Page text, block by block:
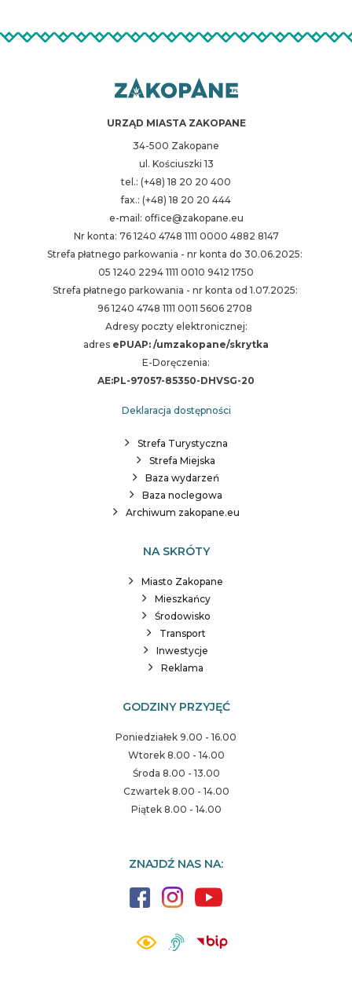
URZĄD MIASTA ZAKOPANE
34-500 Zakopane
ul. Kościuszki 13
tel.: (+48) 18 20 20 400
fax.: (+48) 18 20 20 444
e-mail: office@zakopane.eu
Nr konta: 76 1240 4748 1111 0000 4882 8147
Strefa płatnego parkowania - nr konta do 30.06.2025:
05 1240 2294 1111 0010 9412 1750
Strefa płatnego parkowania - nr konta od 1.07.2025:
96 1240 4748 1111 0011 5606 2708
Adresy poczty elektronicznej:
adres ePUAP: /umzakopane/skrytka
E-Doręczenia:
AE:PL-97057-85350-DHVSG-20
Deklaracja dostępności
Strefa Turystyczna
Strefa Miejska
Baza wydarzeń
Baza noclegowa
Archiwum zakopane.eu
NA SKRÓTY
Miasto Zakopane
Mieszkańcy
Środowisko
Transport
Inwestycje
Reklama
GODZINY PRZYJĘĆ
Poniedziałek 9.00 - 16.00
Wtorek 8.00 - 14.00
Środa 8.00 - 13.00
Czwartek 8.00 - 14.00
Piątek 8.00 - 14.00
ZNAJDŹ NAS NA: